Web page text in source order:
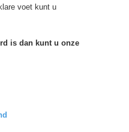
voet kunt u
is dan kunt u onze